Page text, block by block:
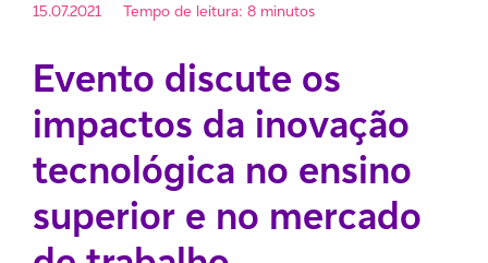
15.07.2021 Tempo de leitura: 8 minutos
Evento discute os
impactos da inovação
tecnológica no ensino
superior e no mercado